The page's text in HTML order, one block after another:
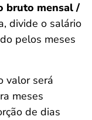
bruto mensal /
divide o salário
pelos meses
valor será
meses
de dias